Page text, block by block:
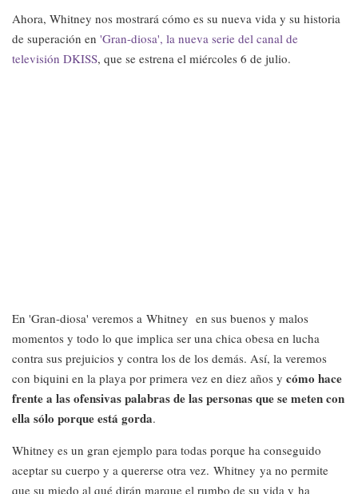
Ahora, Whitney nos mostrará cómo es su nueva vida y su historia
de superación en 'Gran-diosa', la nueva serie del canal de
televisión DKISS, que se estrena el miércoles 6 de julio.
En 'Gran-diosa' veremos a Whitney en sus buenos y malos
momentos y todo lo que implica ser una chica obesa en lucha
contra sus prejuicios y contra los de los demás. Así, la veremos
con biquini en la playa por primera vez en diez años y cómo hace
frente a las ofensivas palabras de las personas que se meten con
ella sólo porque está gorda.
Whitney es un gran ejemplo para todas porque ha conseguido
aceptar su cuerpo y a quererse otra vez. Whitney ya no permite
que su miedo al qué dirán marque el rumbo de su vida y ha